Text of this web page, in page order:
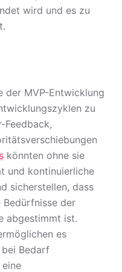
wird und es zu
der MVP-Entwicklung
zu
Feedback,
könnten ohne sie
und kontinuierliche
sicherstellen, dass
der
abgestimmt ist.
es
Bedarf